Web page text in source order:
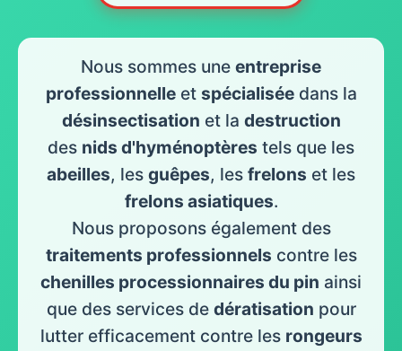
Nous sommes une entreprise
professionnelle et spécialisée dans la
désinsectisation et la destruction
des nids d'hyménoptères tels que les
abeilles, les guêpes, les frelons et les
frelons asiatiques.
Nous proposons également des
traitements professionnels contre les
chenilles processionnaires du pin ainsi
que des services de dératisation pour
lutter efficacement contre les rongeurs